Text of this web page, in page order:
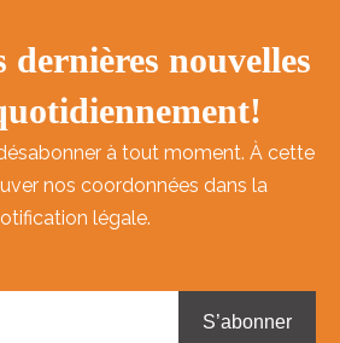
dernières nouvelles
à tout moment. À cette
nos coordonnées dans la
légale.
S’abonner